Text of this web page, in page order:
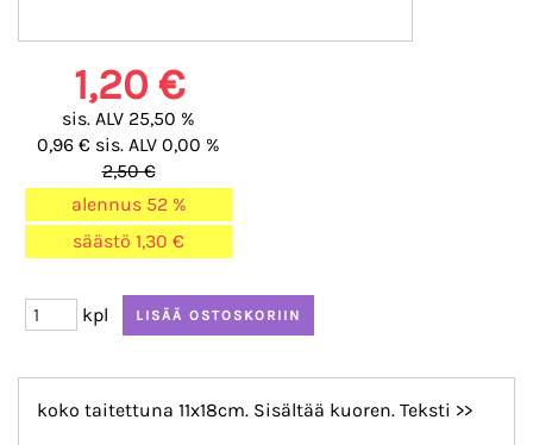
1,20 €
sis. ALV 25,50 %
0,96 € sis. ALV 0,00 %
2,50 €
alennus 52 %
säästö 1,30 €
kpl
koko taitettuna 11x18cm. Sisältää kuoren. Teksti >>